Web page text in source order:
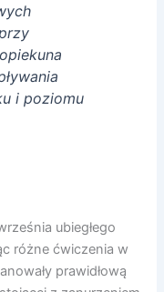
i poziomu
ubiegłego
różne ćwiczenia w
prawidłową